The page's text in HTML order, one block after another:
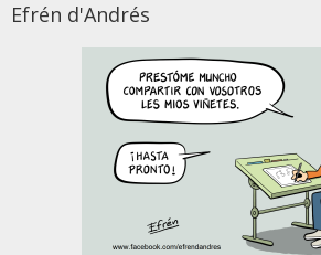
Efrén d'Andrés